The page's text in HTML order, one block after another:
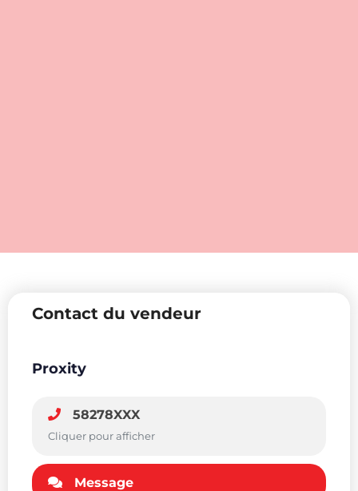
Contact du vendeur
Proxity
58278XXX
Cliquer pour afficher
Message